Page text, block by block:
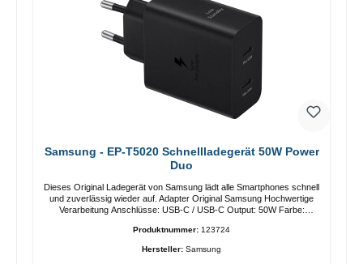
Samsung - EP-T5020 Schnellladegerät 50W Power
Duo
Dieses Original Ladegerät von Samsung lädt alle Smartphones schnell
und zuverlässig wieder auf. Adapter Original Samsung Hochwertige
Verarbeitung Anschlüsse: USB-C / USB-C Output: 50W Farbe:
Schwarz/li>
Produktnummer: 123724
Hersteller: Samsung